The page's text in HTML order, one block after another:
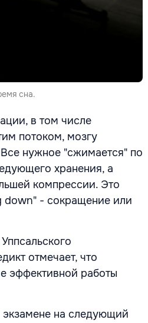
сна.
в том числе
потоком, мозгу
нужное "сжимается" по
хранения, а
компрессии. Это
down" - сокращение или
отмечает, что
эффективной работы
на следующий